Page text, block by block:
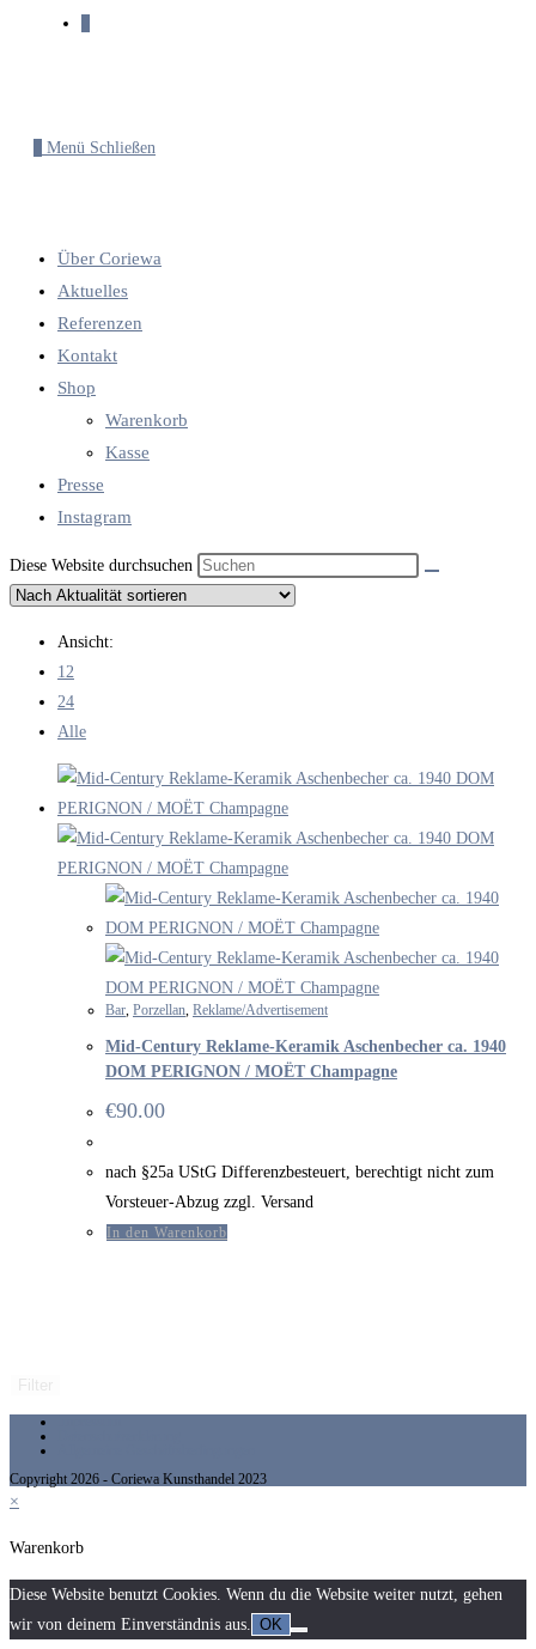
Menü Schließen
Über Coriewa
Aktuelles
Referenzen
Kontakt
Shop
Warenkorb
Kasse
Presse
Instagram
Diese Website durchsuchen
Ansicht:
12
24
Alle
Bar, Porzellan, Reklame/Advertisement
Mid-Century Reklame-Keramik Aschenbecher ca. 1940
DOM PERIGNON / MOËT Champagne
€90.00
nach §25a UStG Differenzbesteuert, berechtigt nicht zum
Vorsteuer-Abzug zzgl. Versand
In den Warenkorb
Copyright 2026 - Coriewa Kunsthandel 2023
×
Warenkorb
Diese Website benutzt Cookies. Wenn du die Website weiter nutzt, gehen
wir von deinem Einverständnis aus. OK